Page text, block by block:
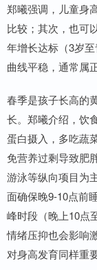
郑曦强调，儿童身
比较；其次，也可
年增长达标（3岁
曲线平稳，通常属
春季是孩子长高的
长。郑曦介绍，饮
蛋白摄入，多吃蔬
免营养过剩导致肥
游泳等纵向项目为
面确保晚9-10点前
峰时段（晚上10点
情绪压抑也会影响
对身高发育同样重要